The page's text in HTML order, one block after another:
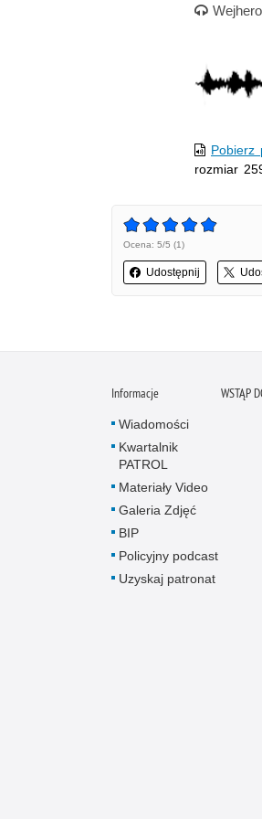
Pobierz
rozmiar
Ocena: 5/5 (1)
Udostępnij
Informacje
Wiadomości
Kwartalnik
PATROL
Materiały Video
Galeria Zdjęć
BIP
Policyjny podcast
Uzyskaj patronat
WSTĄP